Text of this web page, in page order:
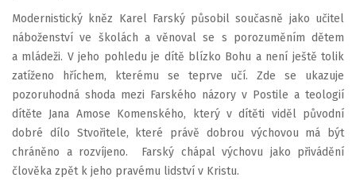
Modernistický kněz Karel Farský působil současně jako učitel
náboženství ve školách a věnoval se s porozuměním dětem
a mládeži. V jeho pohledu je dítě blízko Bohu a není ještě tolik
zatíženo hříchem, kterému se teprve učí. Zde se ukazuje
pozoruhodná shoda mezi Farského názory v Postile a teologií
dítěte Jana Amose Komenského, který v dítěti viděl původní
dobré dílo Stvořitele, které právě dobrou výchovou má být
chráněno a rozvíjeno. Farský chápal výchovu jako přivádění
člověka zpět k jeho pravému lidství v Kristu.